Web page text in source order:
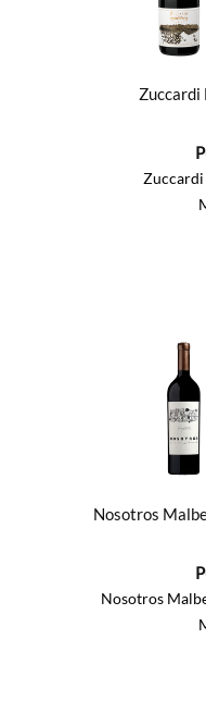
Zuccardi
Nosotros
Nosotros